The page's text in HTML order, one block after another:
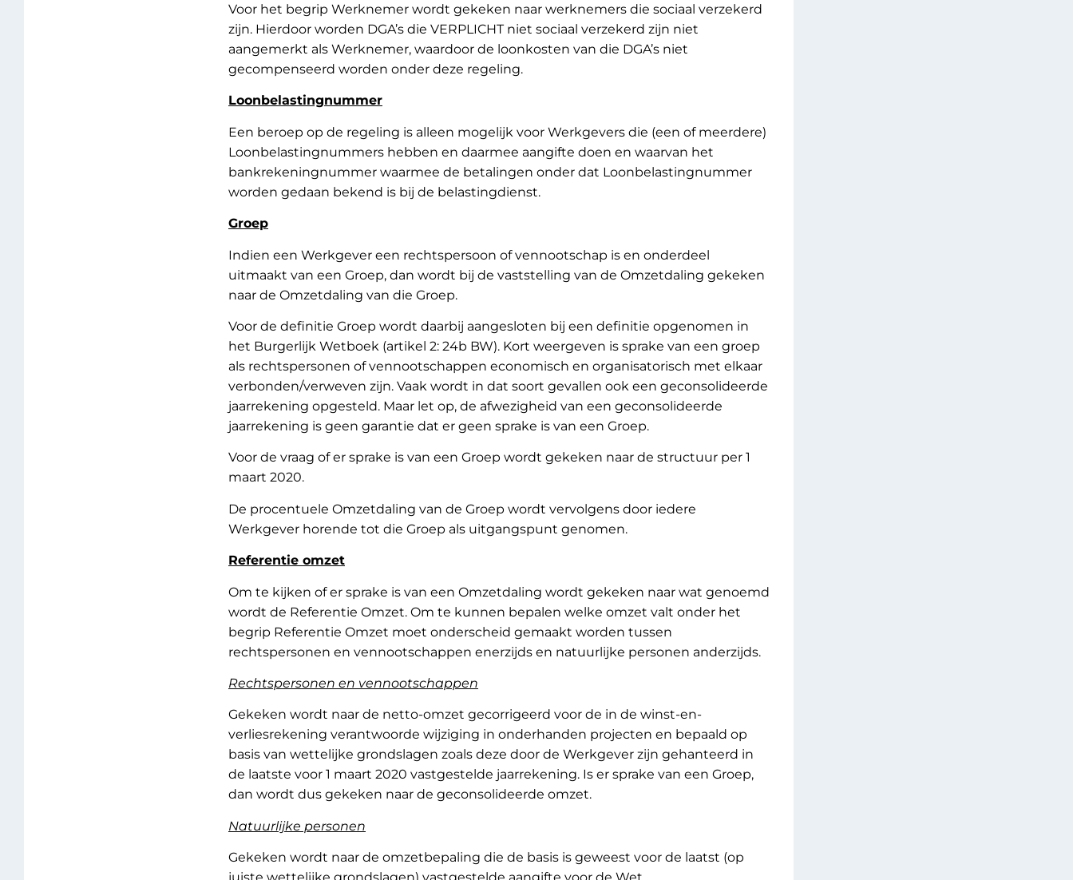
Voor het begrip Werknemer wordt gekeken naar werknemers die sociaal verzekerd
zijn. Hierdoor worden DGA’s die VERPLICHT niet sociaal verzekerd zijn niet
aangemerkt als Werknemer, waardoor de loonkosten van die DGA’s niet
gecompenseerd worden onder deze regeling.
Loonbelastingnummer
Een beroep op de regeling is alleen mogelijk voor Werkgevers die (een of meerdere)
Loonbelastingnummers hebben en daarmee aangifte doen en waarvan het
bankrekeningnummer waarmee de betalingen onder dat Loonbelastingnummer
worden gedaan bekend is bij de belastingdienst.
Groep
Indien een Werkgever een rechtspersoon of vennootschap is en onderdeel
uitmaakt van een Groep, dan wordt bij de vaststelling van de Omzetdaling gekeken
naar de Omzetdaling van die Groep.
Voor de definitie Groep wordt daarbij aangesloten bij een definitie opgenomen in
het Burgerlijk Wetboek (artikel 2: 24b BW). Kort weergeven is sprake van een groep
als rechtspersonen of vennootschappen economisch en organisatorisch met elkaar
verbonden/verweven zijn. Vaak wordt in dat soort gevallen ook een geconsolideerde
jaarrekening opgesteld. Maar let op, de afwezigheid van een geconsolideerde
jaarrekening is geen garantie dat er geen sprake is van een Groep.
Voor de vraag of er sprake is van een Groep wordt gekeken naar de structuur per 1
maart 2020.
De procentuele Omzetdaling van de Groep wordt vervolgens door iedere
Werkgever horende tot die Groep als uitgangspunt genomen.
Referentie omzet
Om te kijken of er sprake is van een Omzetdaling wordt gekeken naar wat genoemd
wordt de Referentie Omzet. Om te kunnen bepalen welke omzet valt onder het
begrip Referentie Omzet moet onderscheid gemaakt worden tussen
rechtspersonen en vennootschappen enerzijds en natuurlijke personen anderzijds.
Rechtspersonen en vennootschappen
Gekeken wordt naar de netto-omzet gecorrigeerd voor de in de winst-en-
verliesrekening verantwoorde wijziging in onderhanden projecten en bepaald op
basis van wettelijke grondslagen zoals deze door de Werkgever zijn gehanteerd in
de laatste voor 1 maart 2020 vastgestelde jaarrekening. Is er sprake van een Groep,
dan wordt dus gekeken naar de geconsolideerde omzet.
Natuurlijke personen
Gekeken wordt naar de omzetbepaling die de basis is geweest voor de laatst (op